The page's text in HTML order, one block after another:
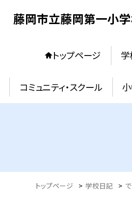
藤岡市立藤岡第一小
トップページ
コミュニティ・スクール
トップページ > 学校日記 >